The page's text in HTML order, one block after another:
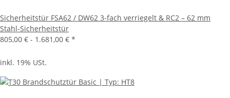
Sicherheitstür FSA62 / DW62 3-fach verriegelt & RC2 – 62 mm
Stahl-Sicherheitstür
805,00 € - 1.681,00 € *
inkl. 19% USt.